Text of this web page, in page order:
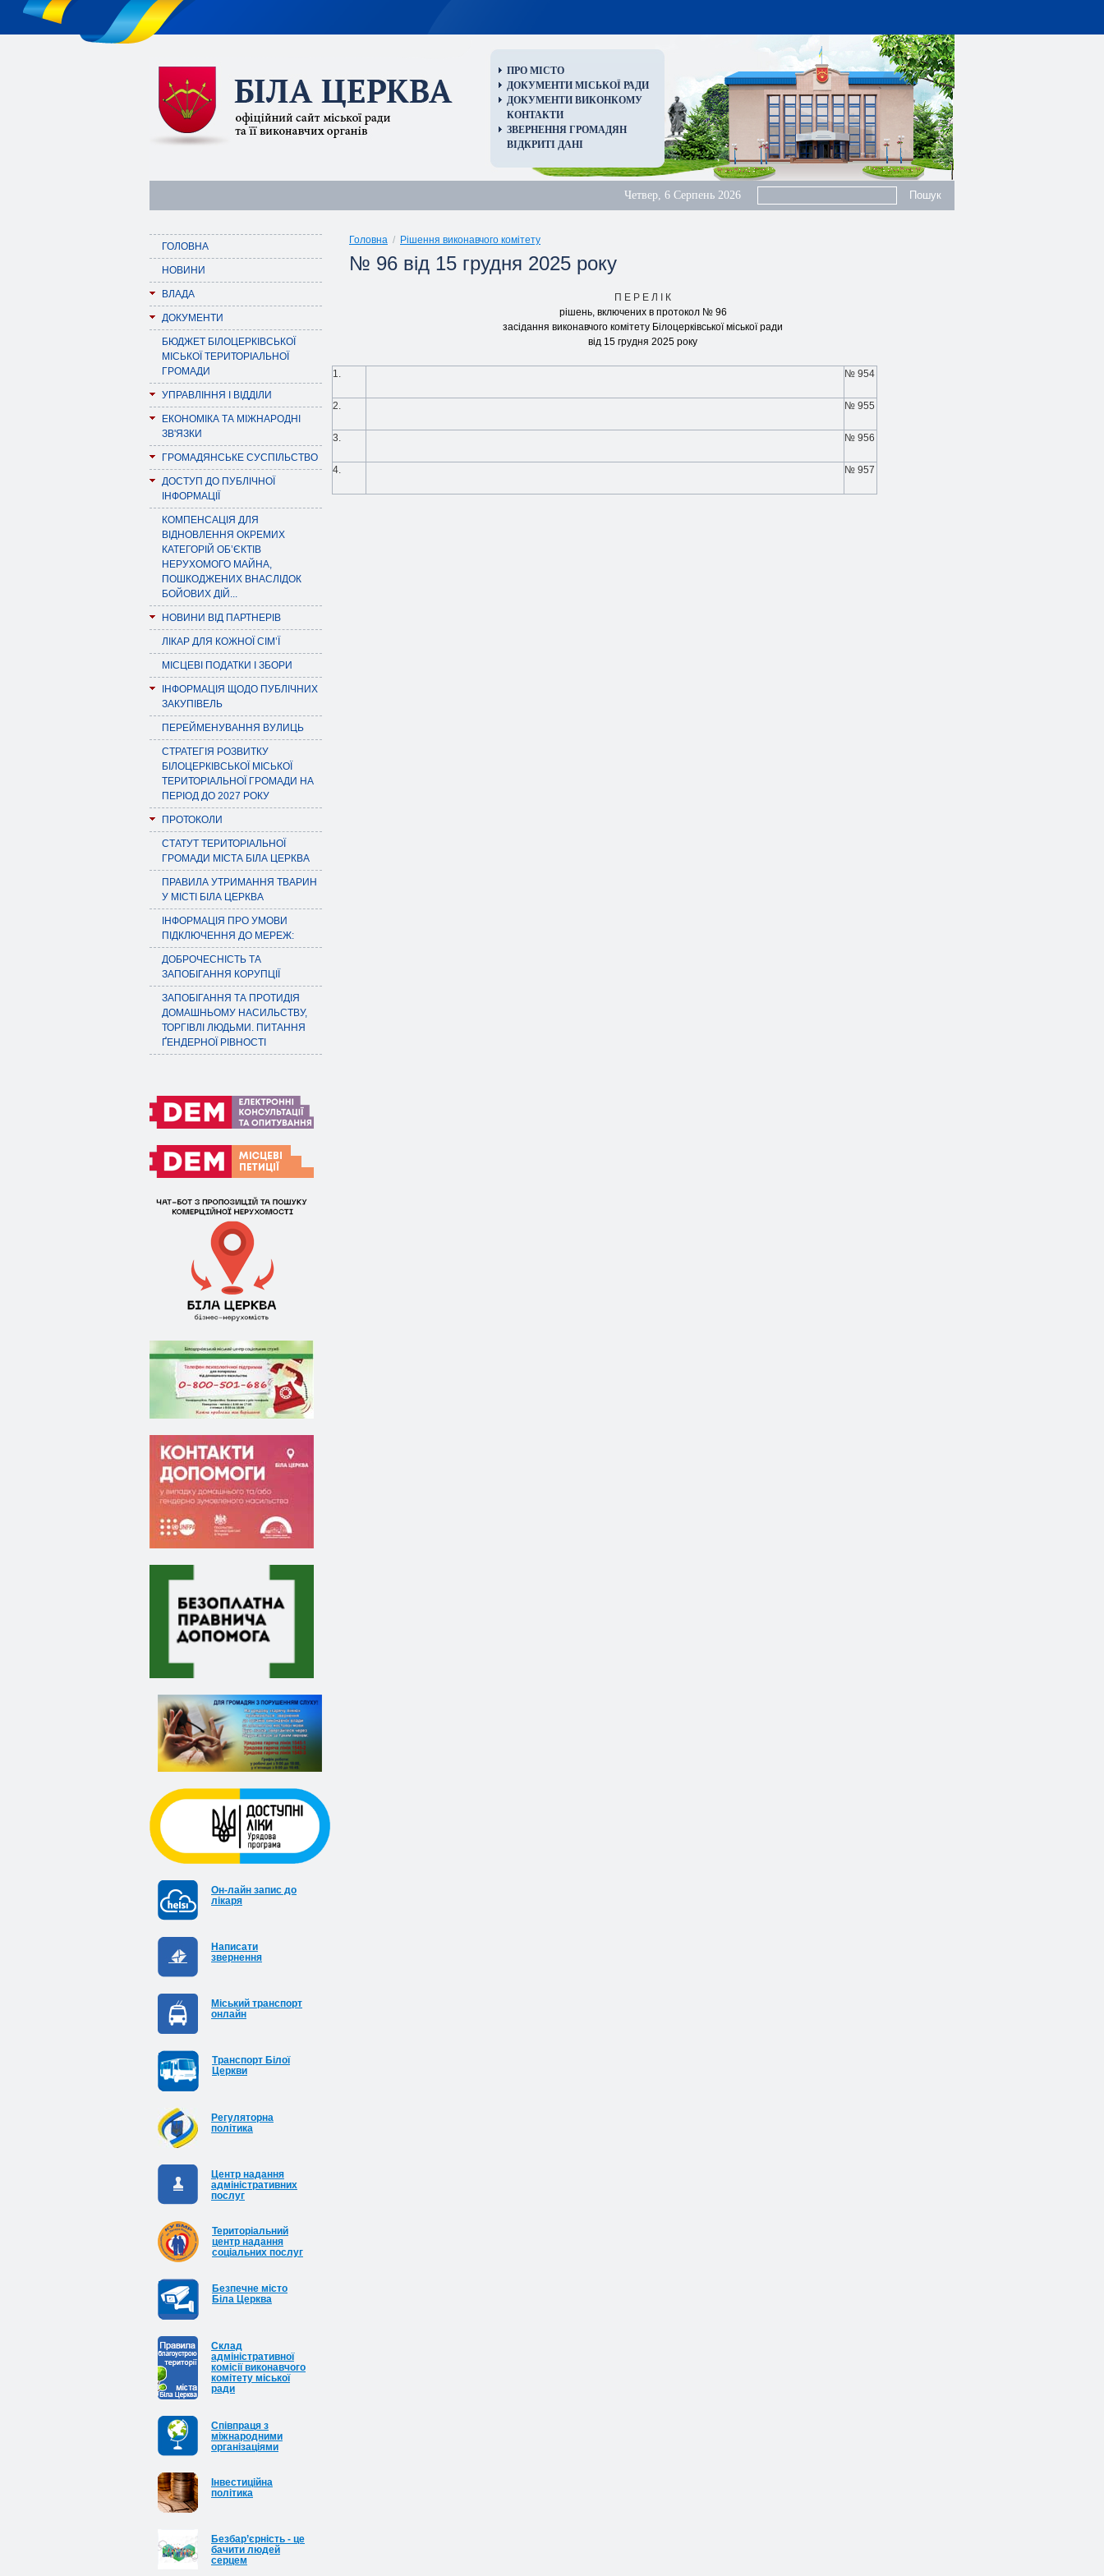
ПРО МІСТО
ДОКУМЕНТИ МІСЬКОЇ РАДИ
ДОКУМЕНТИ ВИКОНКОМУ
КОНТАКТИ
ЗВЕРНЕННЯ ГРОМАДЯН
ВІДКРИТІ ДАНІ
Четвер, 6 Серпень 2026
ГОЛОВНА
НОВИНИ
ВЛАДА
ДОКУМЕНТИ
БЮДЖЕТ БІЛОЦЕРКІВСЬКОЇ
МІСЬКОЇ ТЕРИТОРІАЛЬНОЇ
ГРОМАДИ
УПРАВЛІННЯ І ВІДДІЛИ
ЕКОНОМІКА ТА МІЖНАРОДНІ
ЗВ'ЯЗКИ
ГРОМАДЯНСЬКЕ СУСПІЛЬСТВО
ДОСТУП ДО ПУБЛІЧНОЇ
ІНФОРМАЦІЇ
КОМПЕНСАЦІЯ ДЛЯ
ВІДНОВЛЕННЯ ОКРЕМИХ
КАТЕГОРІЙ ОБ’ЄКТІВ
НЕРУХОМОГО МАЙНА,
ПОШКОДЖЕНИХ ВНАСЛІДОК
БОЙОВИХ ДІЙ...
НОВИНИ ВІД ПАРТНЕРІВ
ЛІКАР ДЛЯ КОЖНОЇ СІМ’Ї
МІСЦЕВІ ПОДАТКИ І ЗБОРИ
ІНФОРМАЦІЯ ЩОДО ПУБЛІЧНИХ
ЗАКУПІВЕЛЬ
ПЕРЕЙМЕНУВАННЯ ВУЛИЦЬ
СТРАТЕГІЯ РОЗВИТКУ
БІЛОЦЕРКІВСЬКОЇ МІСЬКОЇ
ТЕРИТОРІАЛЬНОЇ ГРОМАДИ НА
ПЕРІОД ДО 2027 РОКУ
ПРОТОКОЛИ
СТАТУТ ТЕРИТОРІАЛЬНОЇ
ГРОМАДИ МІСТА БІЛА ЦЕРКВА
ПРАВИЛА УТРИМАННЯ ТВАРИН
У МІСТІ БІЛА ЦЕРКВА
ІНФОРМАЦІЯ ПРО УМОВИ
ПІДКЛЮЧЕННЯ ДО МЕРЕЖ:
ДОБРОЧЕСНІСТЬ ТА
ЗАПОБІГАННЯ КОРУПЦІЇ
ЗАПОБІГАННЯ ТА ПРОТИДІЯ
ДОМАШНЬОМУ НАСИЛЬСТВУ,
ТОРГІВЛІ ЛЮДЬМИ. ПИТАННЯ
ҐЕНДЕРНОЇ РІВНОСТІ
Он-лайн запис до
лікаря
Написати
звернення
Міський транспорт
онлайн
Транспорт Білої
Церкви
Регуляторна
політика
Центр надання
адміністративних
послуг
Територіальний
центр надання
соціальних послуг
Безпечне місто
Біла Церква
Cклад
адміністративної
комісії виконавчого
комітету міської
ради
Співпраця з
міжнародними
організаціями
Інвестиційна
політика
Безбар’єрність - це
бачити людей
серцем
Головна / Рішення виконавчого комітету
№ 96 від 15 грудня 2025 року
П Е Р Е Л I К
piшень, включених в протокол № 96
засідання виконавчого комітету Білоцерківської міської ради
від 15 грудня 2025 року
1. № 954
2. № 955
3. № 956
4. № 957